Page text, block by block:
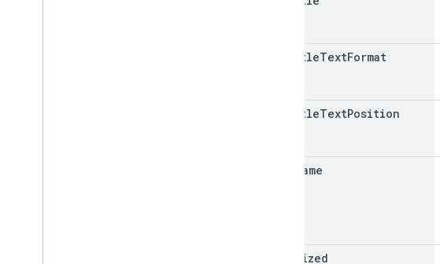
subtitleTextFormat
subtitleTextPosition
Name
maximized